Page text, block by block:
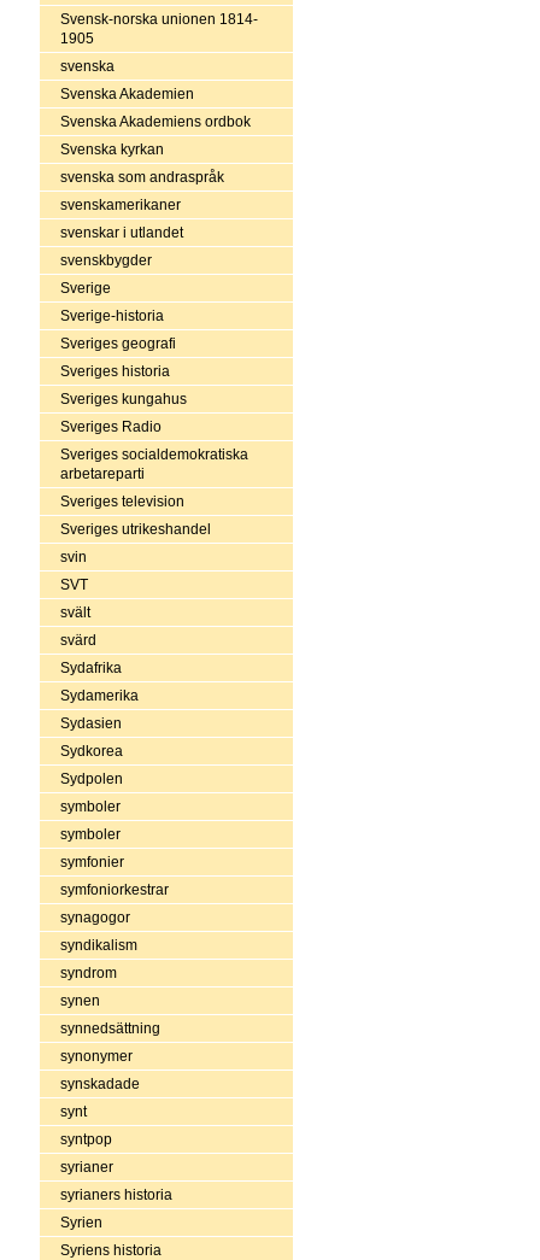
Svensk-norska unionen 1814-
1905
svenska
Svenska Akademien
Svenska Akademiens ordbok
Svenska kyrkan
svenska som andraspråk
svenskamerikaner
svenskar i utlandet
svenskbygder
Sverige
Sverige-historia
Sveriges geografi
Sveriges historia
Sveriges kungahus
Sveriges Radio
Sveriges socialdemokratiska
arbetareparti
Sveriges television
Sveriges utrikeshandel
svin
SVT
svält
svärd
Sydafrika
Sydamerika
Sydasien
Sydkorea
Sydpolen
symboler
symboler
symfonier
symfoniorkestrar
synagogor
syndikalism
syndrom
synen
synnedsättning
synonymer
synskadade
synt
syntpop
syrianer
syrianers historia
Syrien
Syriens historia